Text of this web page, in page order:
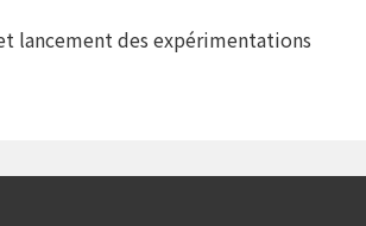
lancement des expérimentations